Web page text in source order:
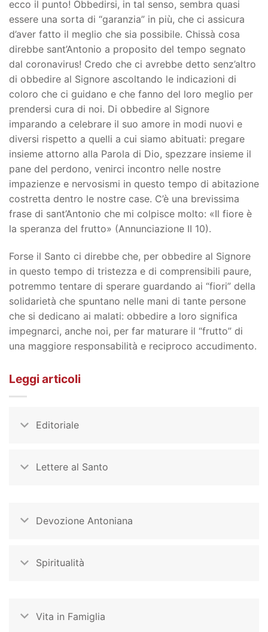
ecco il punto! Obbedirsi, in tal senso, sembra quasi
essere una sorta di “garanzia” in più, che ci assicura
d’aver fatto il meglio che sia possibile. Chissà cosa
direbbe sant’Antonio a proposito del tempo segnato
dal coronavirus! Credo che ci avrebbe detto senz’altro
di obbedire al Signore ascoltando le indicazioni di
coloro che ci guidano e che fanno del loro meglio per
prendersi cura di noi. Di obbedire al Signore
imparando a celebrare il suo amore in modi nuovi e
diversi rispetto a quelli a cui siamo abituati: pregare
insieme attorno alla Parola di Dio, spezzare insieme il
pane del perdono, venirci incontro nelle nostre
impazienze e nervosismi in questo tempo di abitazione
costretta dentro le nostre case. C’è una brevissima
frase di sant’Antonio che mi colpisce molto: «Il fiore è
la speranza del frutto» (Annunciazione II 10).
Forse il Santo ci direbbe che, per obbedire al Signore
in questo tempo di tristezza e di comprensibili paure,
potremmo tentare di sperare guardando ai “fiori” della
solidarietà che spuntano nelle mani di tante persone
che si dedicano ai malati: obbedire a loro significa
impegnarci, anche noi, per far maturare il “frutto” di
una maggiore responsabilità e reciproco accudimento.
Leggi articoli
Editoriale
Lettere al Santo
Devozione Antoniana
Spiritualità
Vita in Famiglia